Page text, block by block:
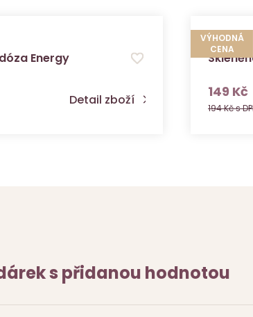
Energy
Detail zboží
VÝHODNÁ
CENA
149 Kč
194 Kč s
s přidanou hodnotou